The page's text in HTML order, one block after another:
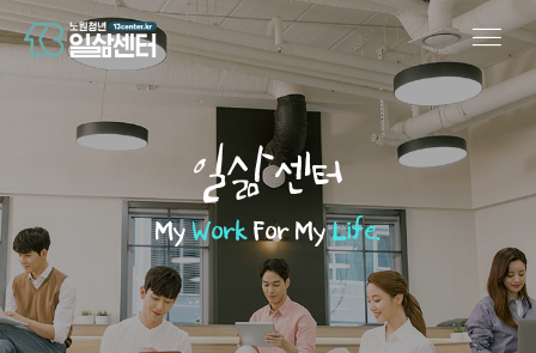
일삶센터
MyWorkFor MyLife.